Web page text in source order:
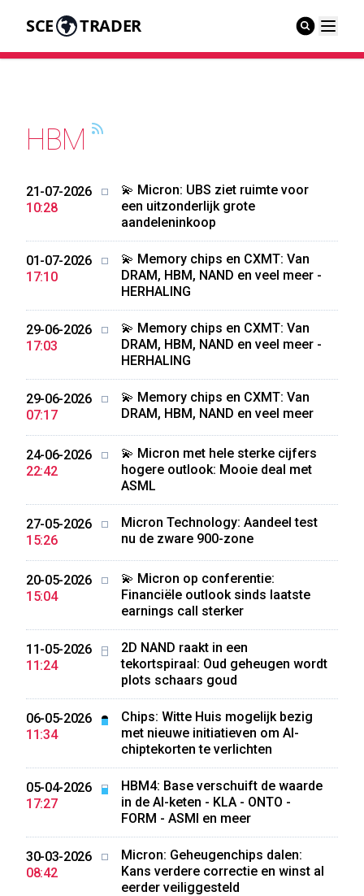
SCE TRADER
HBM
21-07-2026
10:28
💫 Micron: UBS ziet ruimte voor
een uitzonderlijk grote
aandeleninkoop
01-07-2026
17:10
💫 Memory chips en CXMT: Van
DRAM, HBM, NAND en veel meer -
HERHALING
29-06-2026
17:03
💫 Memory chips en CXMT: Van
DRAM, HBM, NAND en veel meer -
HERHALING
29-06-2026
07:17
💫 Memory chips en CXMT: Van
DRAM, HBM, NAND en veel meer
24-06-2026
22:42
💫 Micron met hele sterke cijfers
hogere outlook: Mooie deal met
ASML
27-05-2026
15:26
Micron Technology: Aandeel test
nu de zware 900-zone
20-05-2026
15:04
💫 Micron op conferentie:
Financiële outlook sinds laatste
earnings call sterker
11-05-2026
11:24
2D NAND raakt in een
tekortspiraal: Oud geheugen wordt
plots schaars goud
06-05-2026
11:34
Chips: Witte Huis mogelijk bezig
met nieuwe initiatieven om AI-
chiptekorten te verlichten
05-04-2026
17:27
HBM4: Base verschuift de waarde
in de AI-keten - KLA - ONTO -
FORM - ASMI en meer
30-03-2026
08:42
Micron: Geheugenchips dalen:
Kans verdere correctie en winst al
eerder veiliggesteld